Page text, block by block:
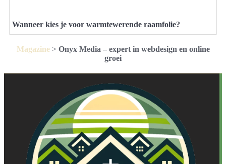
Wanneer kies je voor warmtewerende raamfolie?
Magazine> Onyx Media – expert in webdesign en online
groei